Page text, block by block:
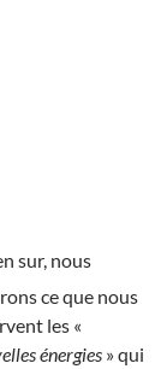
sur, nous
ce que nous
les «
énergies » qui